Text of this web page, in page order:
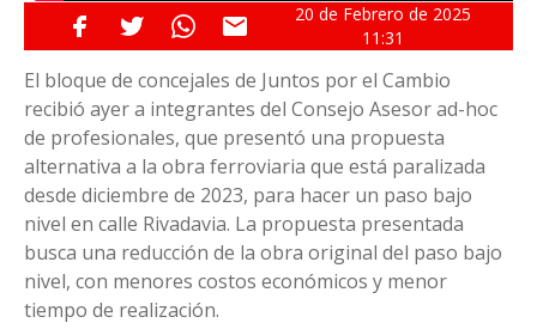
20 de Febrero de 2025
11:31
El bloque de concejales de Juntos por el Cambio
recibió ayer a integrantes del Consejo Asesor ad-hoc
de profesionales, que presentó una propuesta
alternativa a la obra ferroviaria que está paralizada
desde diciembre de 2023, para hacer un paso bajo
nivel en calle Rivadavia. La propuesta presentada
busca una reducción de la obra original del paso bajo
nivel, con menores costos económicos y menor
tiempo de realización.